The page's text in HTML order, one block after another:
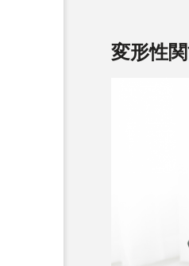
変形性